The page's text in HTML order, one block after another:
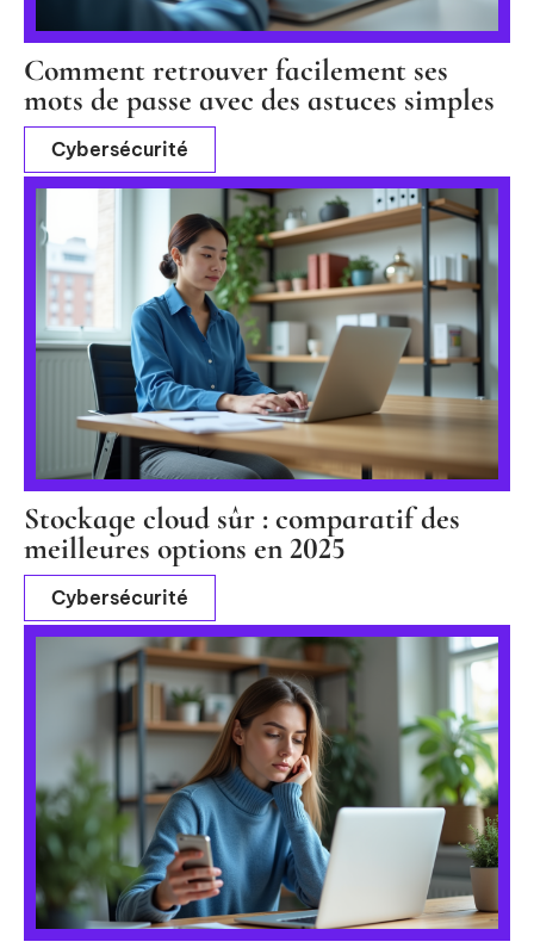
Comment retrouver facilement ses
mots de passe avec des astuces simples
Cybersécurité
Stockage cloud sûr : comparatif des
meilleures options en 2025
Cybersécurité